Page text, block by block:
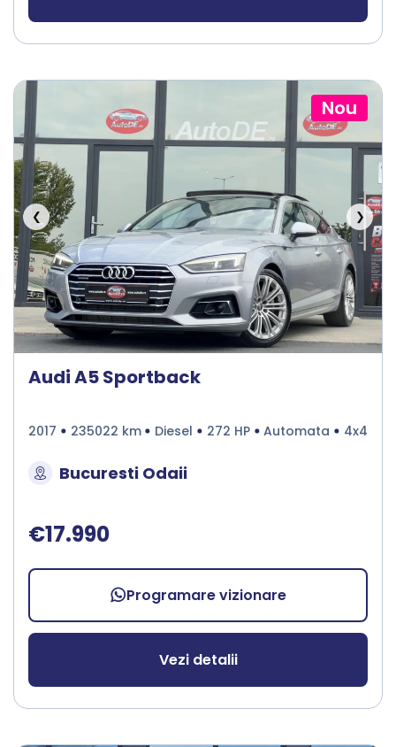
Nou
❮ ❯
Audi A5 Sportback
2017 235022 km Diesel 272 HP Automata 4x4
Bucuresti Odaii
€17.990
Programare vizionare
Vezi detalii